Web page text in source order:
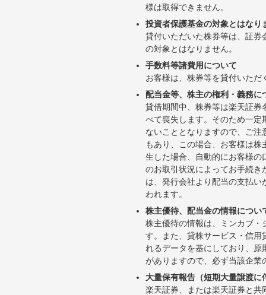
様は取得できません。
投資者保護基金の対象とはなり
貸付いただいた株券等は、証
の対象とはなりません。
手数料等諸費用について
お客様は、株券等を貸付いた
配当金等、株主の権利・義務に
貸借期間中、株券等は楽天証
べて喪失します。そのため一
ないこととなりますので、ご
もあり、この場合、お客様は
生した場合、自動的にお客様
のお取引状況によってお手続
は、発行会社より配当の支払
われます。
株主優待、配当金の情報につい
株主優待の情報は、ミンカブ
す。また、貸株サービス・信
れるデータを基にしており、
がありますので、必ず当該企
大量保有報告（短期大量譲渡
楽天証券、または楽天証券と